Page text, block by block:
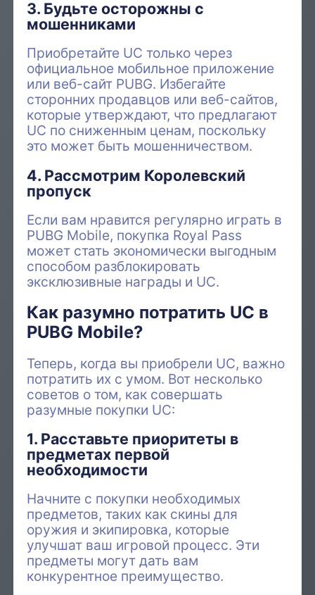
3. Будьте осторожны с
мошенниками
Приобретайте UC только через
официальное мобильное приложение
или веб-сайт PUBG. Избегайте
сторонних продавцов или веб-сайтов,
которые утверждают, что предлагают
UC по сниженным ценам, поскольку
это может быть мошенничеством.
4. Рассмотрим Королевский
пропуск
Если вам нравится регулярно играть в
PUBG Mobile, покупка Royal Pass
может стать экономически выгодным
способом разблокировать
эксклюзивные награды и UC.
Как разумно потратить UC в
PUBG Mobile?
Теперь, когда вы приобрели UC, важно
потратить их с умом. Вот несколько
советов о том, как совершать
разумные покупки UC:
1. Расставьте приоритеты в
предметах первой
необходимости
Начните с покупки необходимых
предметов, таких как скины для
оружия и экипировка, которые
улучшат ваш игровой процесс. Эти
предметы могут дать вам
конкурентное преимущество.